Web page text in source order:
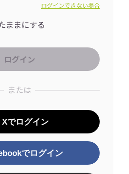
ログインできない場合
ままにする
または
Xでログイン
でログイン